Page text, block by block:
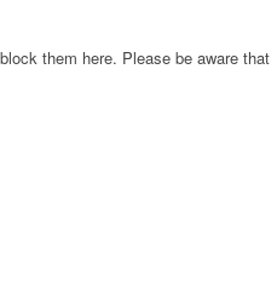
them here. Please be aware that